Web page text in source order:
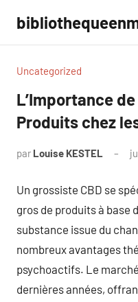
contenu
Uncategorized
L’Importance
Produits chez
par Louise KESTEL
Un grossiste CBD se
gros de produits à base
substance issue du
nombreux avantages
psychoactifs. Le
dernières années,